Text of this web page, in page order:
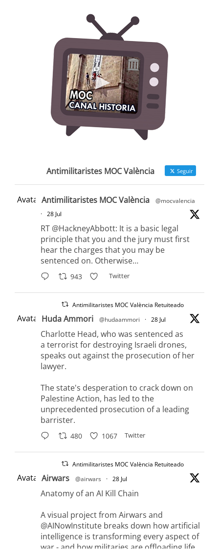
Antimilitaristes MOC València Seguir
Avatar Antimilitaristes MOC València
@mocvalencia
· 28 Jul
RT @HackneyAbbott: It is a basic legal
principle that you and the jury must first
hear the charges that you may be
sentenced on. Otherwise…
943 Twitter
Antimilitaristes MOC València Retuiteado
Avatar Huda Ammori @hudaammori · 28 Jul
Charlotte Head, who was sentenced as
a terrorist for destroying Israeli drones,
speaks out against the prosecution of her
lawyer.
The state's desperation to crack down on
Palestine Action, has led to the
unprecedented prosecution of a leading
barrister.
480 1067 Twitter
Antimilitaristes MOC València Retuiteado
Avatar Airwars @airwars · 28 Jul
Anatomy of an AI Kill Chain
A visual project from Airwars and
@AINowInstitute breaks down how artificial
intelligence is transforming every aspect of
war - and how militaries are offloading life